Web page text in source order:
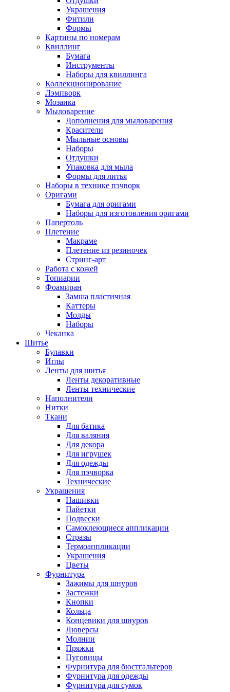
Украшения
Фитили
Формы
Картины по номерам
Квиллинг
Бумага
Инструменты
Наборы для квиллинга
Коллекционирование
Лэмпворк
Мозаика
Мыловарение
Дополнения для мыловарения
Красители
Мыльные основы
Наборы
Отдушки
Упаковка для мыла
Формы для литья
Наборы в технике пэчворк
Оригами
Бумага для оригами
Наборы для изготовления оригами
Папертоль
Плетение
Макраме
Плетение из резиночек
Стринг-арт
Работа с кожей
Топиарии
Фоамиран
Замша пластичная
Каттеры
Молды
Наборы
Чеканка
Шитье
Булавки
Иглы
Ленты для шитья
Ленты декоративные
Ленты технические
Наполнители
Нитки
Ткани
Для батика
Для валяния
Для декора
Для игрушек
Для одежды
Для пэчворка
Технические
Украшения
Нашивки
Пайетки
Подвески
Самоклеющиеся аппликации
Стразы
Термоаппликации
Украшения
Цветы
Фурнитура
Зажимы для шнуров
Застежки
Кнопки
Кольца
Концевики для шнуров
Люверсы
Молнии
Пряжки
Пуговицы
Фурнитура для бюстгальтеров
Фурнитура для одежды
Фурнитура для сумок